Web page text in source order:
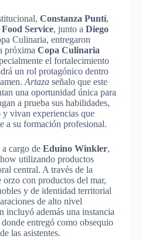
Constanza Puntí,
Service, junto a Diego
Culinaria, entregaron
próxima Copa Culinaria
el fortalecimiento
un rol protagónico dentro
Artaza señalo que este
una oportunidad única para
a prueba sus habilidades,
y vivan experiencias que
a su formación profesional.
cargo de Eduino Winkler,
utilizando productos
central. A través de la
con productos del mar,
y de identidad territorial
de alto nivel
incluyó además una instancia
entregó como obsequio
las asistentes.